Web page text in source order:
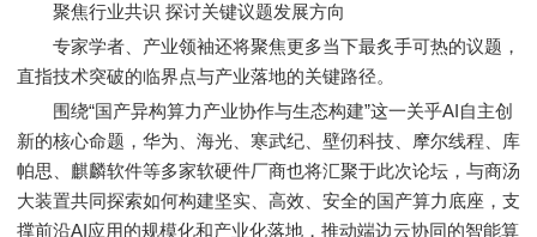
聚焦行业共识 探讨关键议题发展方向
专家学者、产业领袖还将聚焦更多当下最炙手可热的议题，
直指技术突破的临界点与产业落地的关键路径。
围绕“国产异构算力产业协作与生态构建”这一关乎AI自主创
新的核心命题，华为、海光、寒武纪、壁仞科技、摩尔线程、库
帕思、麒麟软件等多家软硬件厂商也将汇聚于此次论坛，与商汤
大装置共同探索如何构建坚实、高效、安全的国产算力底座，支
撑前沿AI应用的规模化和产业化落地，推动端边云协同的智能算